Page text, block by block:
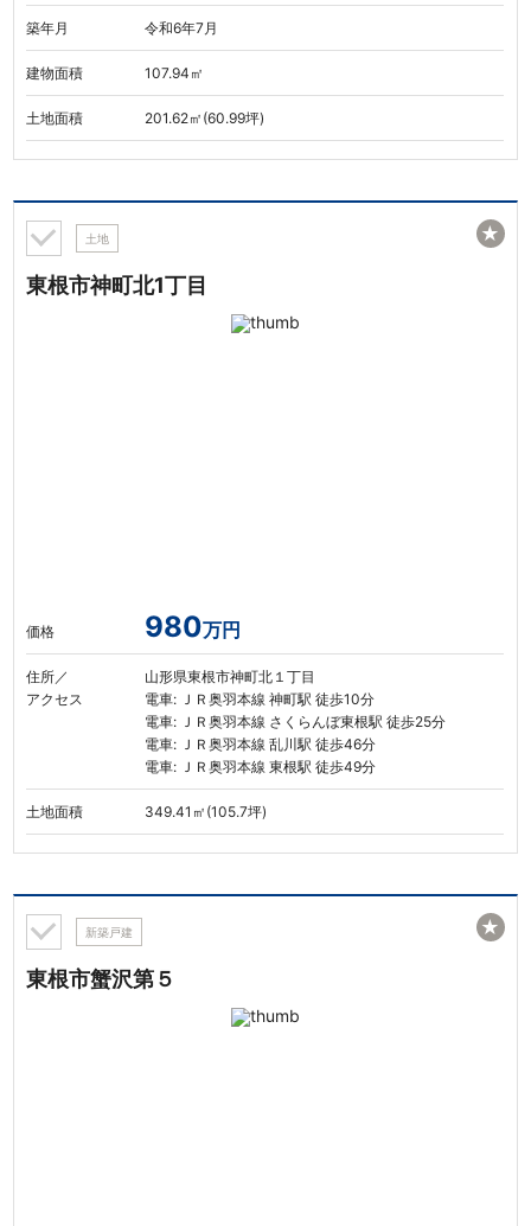
築年月 令和6年7月
建物面積 107.94㎡
土地面積 201.62㎡(60.99坪)
土地
東根市神町北1丁目
価格 980万円
住所／
アクセス
山形県東根市神町北１丁目
電車: ＪＲ奥羽本線 神町駅 徒歩10分
電車: ＪＲ奥羽本線 さくらんぼ東根駅 徒歩25分
電車: ＪＲ奥羽本線 乱川駅 徒歩46分
電車: ＪＲ奥羽本線 東根駅 徒歩49分
土地面積 349.41㎡(105.7坪)
★
新築戸建
東根市蟹沢第５
★